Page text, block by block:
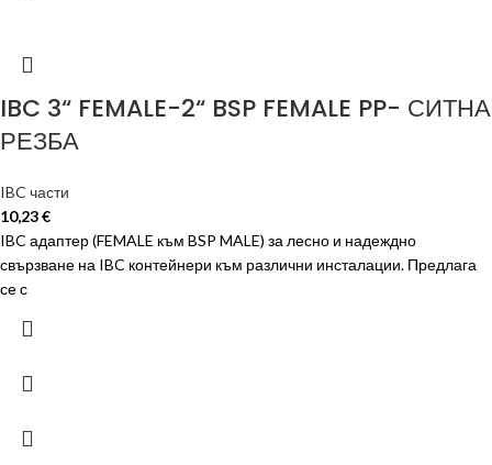
IBC 3“ FEMALE-2“ BSP FEMALE PP- СИТНА
РЕЗБА
IBC части
10,23€
IBC адаптер (FEMALE към BSP MALE) за лесно и надеждно
свързване на IBC контейнери към различни инсталации. Предлага
се с